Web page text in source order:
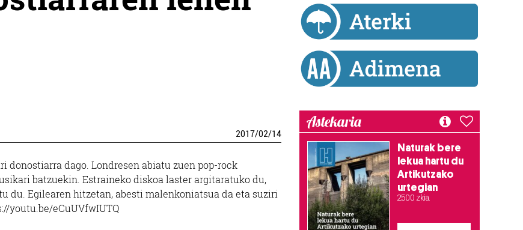
2017/02/14
donostiarra dago. Londresen abiatu zuen pop-rock
batzuekin. Estraineko diskoa laster argitaratuko du,
du. Egilearen hitzetan, abesti malenkoniatsua da eta suziri
youtu.be/eCuUVfwIUTQ
Astekaria
Naturak bere
lekua hartu du
Artikutzako
urtegian
2.500 zkia.